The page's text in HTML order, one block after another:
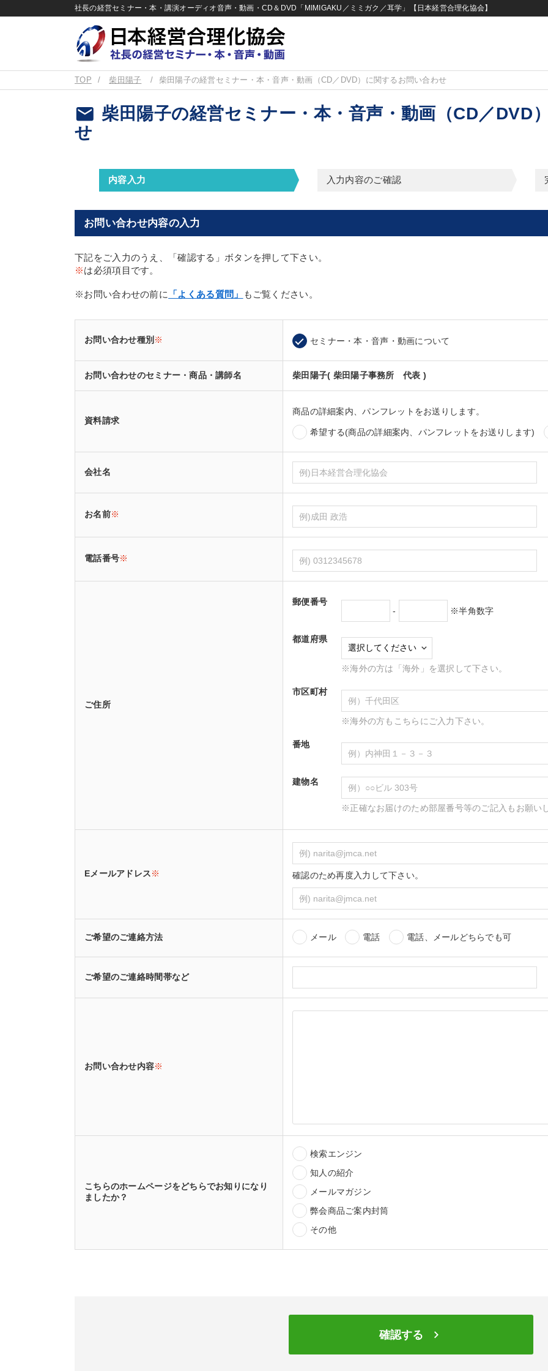
社長の経営セミナー・本・講演オーディオ音声・動画・CD＆DVD「MIMIGAKU／ミミガク／耳学」【日本経営合理化協会】
TOP 柴田陽子 柴田陽子の経営セミナー・本・音声・動画（CD／DVD）に関するお問い合わせ
email 柴田陽子の経営セミナー・本・音声・動画（CD／DVD
せ
内容入力 入力内容のご確認
お問い合わせ内容の入力
下記をご入力のうえ、「確認する」ボタンを押して下さい。
※は必須項目です。
※お問い合わせの前に 「よくある質問」 もご覧ください。
お問い合わせ種別 ※ セミナー・本・音声・動画について
お問い合わせのセミナー・商品・講師名 柴田陽子( 柴田陽子事務所 代表 )
資料請求
商品の詳細案内、パンフレットをお送りします。
希望する(商品の詳細案内、パンフレットをお送りします)
会社名
お名前※
電話番号※
ご住所
郵便番号
-
※半角数字
都道府県
※海外の方は「海外」を選択して下さい。
市区町村
※海外の方もこちらにご入力下さい。
番地
建物名
※正確なお届けのため部屋番号等のご記入もお願い
Eメールアドレス※ 確認のため再度入力して下さい。
ご希望のご連絡方法 メール 電話 電話、メールどちらでも可
ご希望のご連絡時間帯など
お問い合わせ内容※
こちらのホームページをどちらでお知りになり
ましたか？
検索エンジン
知人の紹介
メールマガジン
弊会商品ご案内封筒
その他
確認する keyboard_arrow_right